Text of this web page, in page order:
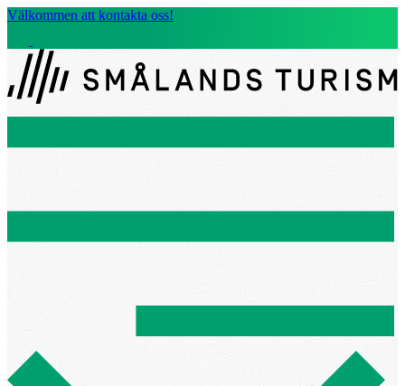
Välkommen att kontakta oss!